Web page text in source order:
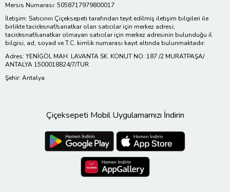
Mersis Numarası: 5058717979800017
İletişim: Satıcının Çiçeksepeti tarafından teyit edilmiş iletişim bilgileri ile
birlikte tacir/esnaf/sanatkar olan satıcılar için merkez adresi;
tacir/esnaf/sanatkar olmayan satıcılar için merkez adresinin bulunduğu il
bilgisi, ad, soyad ve T.C. kimlik numarası kayıt altında bulunmaktadır.
Adres: YENİGÖL MAH. LAVANTA SK. KONUT NO: 187 /2 MURATPAŞA/
ANTALYA 1500018824/7/TUR
Şehir: Antalya
Çiçeksepeti Mobil Uygulamamızı İndirin